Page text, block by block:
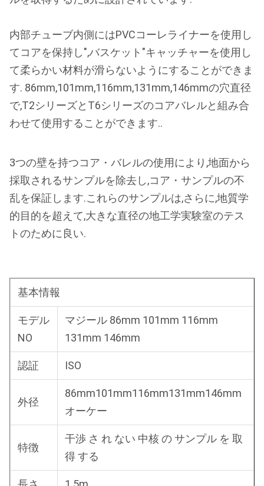
内部チューブ内側にはPVCコーレライナーを使用し
てコアを保持し",バスケット"キャッチャーを使用し
て柔らかい材料が滑らないようにすることができま
す. 86mm,101mm,116mm,131mm,146mmの穴直径
で,T2シリーズとT6シリーズのコアバレルと組み合
わせて使用することができます..
3つの壁を持つコア・バレルの使用により,地面から
採取されるサンプルを除去し,コア・サンプルの不
乱を保証します.これらのサンプルは,さらに,地質学
的目的を超えて,大きな直径の地工学実験室のテス
トのために良い.
基本情報
モデル
NO
マジール 86mm 101mm 116mm
131mm 146mm
認証 ISO
外径
86mm101mm116mm131mm146mm
オーケー
特徴
干渉 さ れ ない 中核 の サンプル を 取
得 する